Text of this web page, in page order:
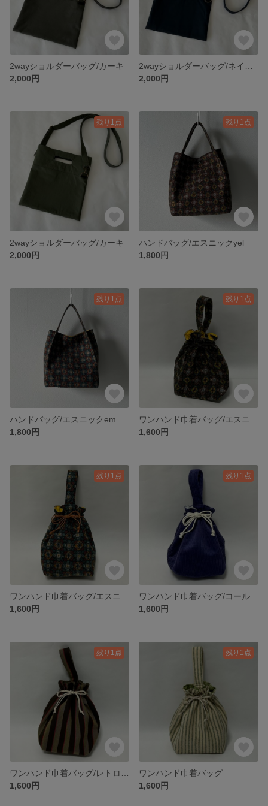
2wayショルダーバッグ/カーキ
2,000円
2,000円
残り1点
2wayショルダーバッグ/カーキ
2,000円
残り1点
ハンドバッグ/エスニックyel
1,800円
残り1点
ハンドバッグ/エスニックem
1,800円
残り1点
1,600円
残り1点
1,600円
残り1点
1,600円
残り1点
1,600円
残り1点
ワンハンド巾着バッグ
1,600円